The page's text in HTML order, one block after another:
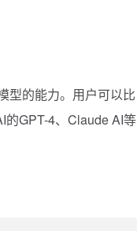
型的能力。用户可以比
的GPT-4、Claude AI等